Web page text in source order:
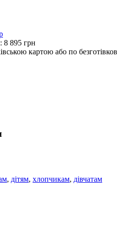
8 895 грн
картою або по
, дітям, хлопчикам, дівчатам